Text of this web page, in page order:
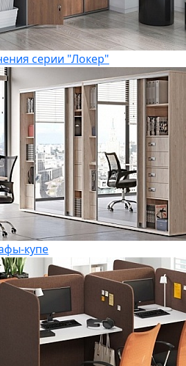
серии "Локер"
купе